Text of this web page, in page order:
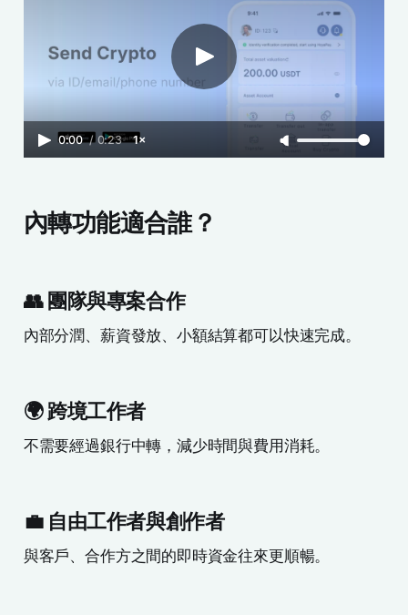
0:00 / 0:23 1×
內轉功能適合誰？
👥 團隊與專案合作
內部分潤、薪資發放、小額結算都可以快速完成。
🌍 跨境工作者
不需要經過銀行中轉，減少時間與費用消耗。
💼 自由工作者與創作者
與客戶、合作方之間的即時資金往來更順暢。